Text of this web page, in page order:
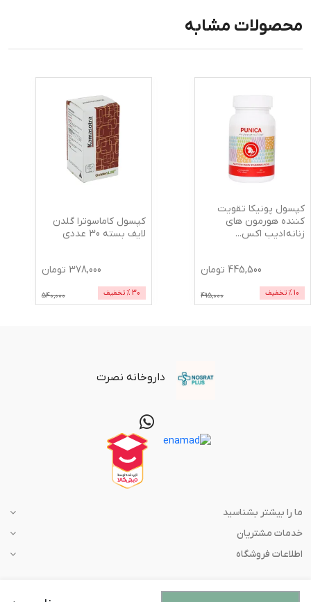
محصولات مشابه
کپسول پونیکا تقویت
کننده هورمون های
زنانه ادیب اکس...
445,500 تومان
10 % تخفیف 495,000
کپسول کاماسوترا گلدن
لایف بسته 30 عددی
378,000 تومان
30 % تخفیف 540,000
داروخانه نصرت
ما را بیشتر بشناسید
خدمات مشتریان
اطلاعات فروشگاه